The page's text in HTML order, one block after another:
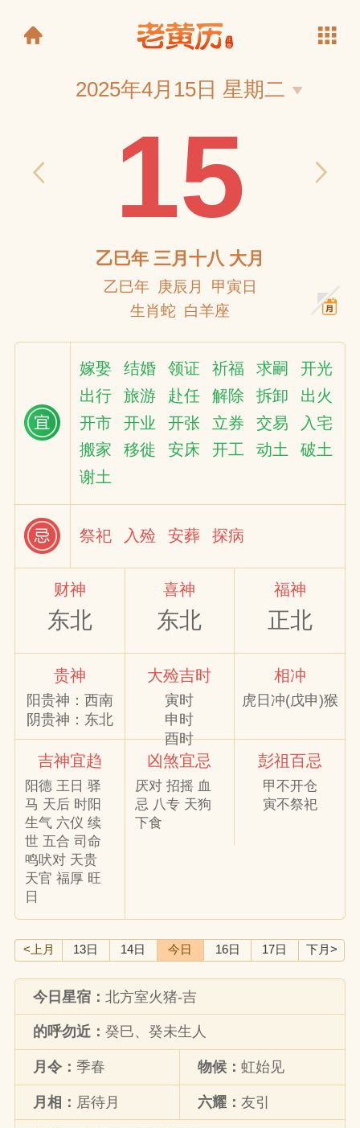
老黄历
网
2025年4月15日 星期二
15
乙巳年 三月十八 大月
乙巳年 庚辰月 甲寅日
生肖蛇 白羊座
嫁娶 结婚 领证 祈福 求嗣
开光
出行
旅游 赴任 解除 拆卸
出火
开市
开业 开张 立券 交易
入宅
搬家
移徙 安床 开工 动土
破土
谢土
祭祀 入殓 安葬 探病
财神
东北
喜神
东北
福神
正北
贵神
阳贵神：西南
阴贵神：东北
大殓吉时
寅时
申时
酉时
相冲
虎日冲(戊申)猴
吉神宜趋
阳德 王日 驿
马 天后 时阳
生气 六仪 续
世 五合 司命
鸣吠对 天贵
天官 福厚 旺
日
凶煞宜忌
厌对 招摇 血
忌 八专 天狗
下食
彭祖百忌
甲不开仓
寅不祭祀
<上月 13日 14日 今日 16日 17日 下月>
今日星宿：北方室火猪-吉
的呼勿近：癸巳、癸未生人
月令：季春 物候：虹始见
月相： 居待月 六耀：友引